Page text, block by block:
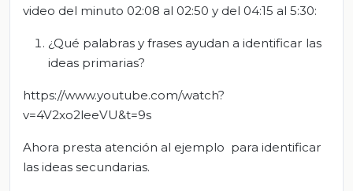
video del minuto 02:08 al 02:50 y del 04:15 al 5:30:
¿Qué palabras y frases ayudan a identificar las
ideas primarias?
https://www.youtube.com/watch?
v=4V2xo2leeVU&t=9s
Ahora presta atención al ejemplo para identificar
las ideas secundarias.